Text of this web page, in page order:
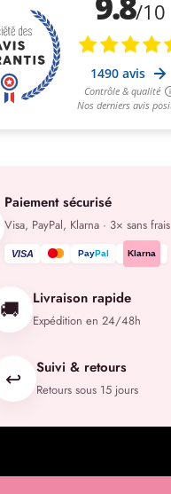
Paiement sécurisé
Visa, PayPal, Klarna · 3× sans frais
VISA PayPal Klarna
🚚 Livraison rapide
Expédition en 24/48h
↩️ Suivi & retours
Retours sous 15 jours